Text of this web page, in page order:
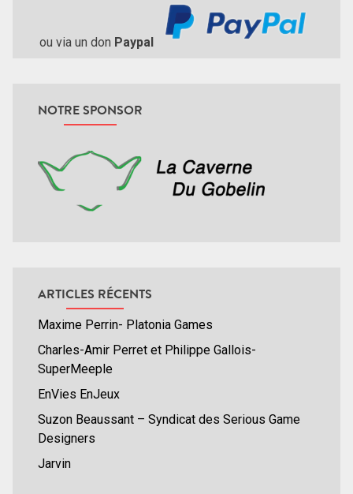
ou via un don Paypal
NOTRE SPONSOR
ARTICLES RÉCENTS
Maxime Perrin- Platonia Games
Charles-Amir Perret et Philippe Gallois-
SuperMeeple
EnVies EnJeux
Suzon Beaussant – Syndicat des Serious Game
Designers
Jarvin